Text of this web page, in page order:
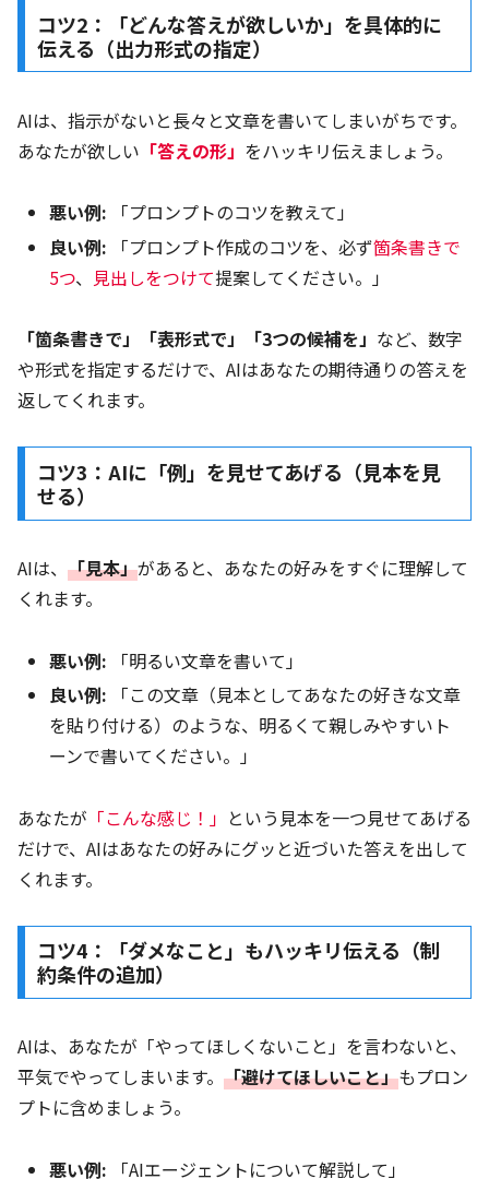
コツ2：「どんな答えが欲しいか」を具体的に
伝える（出力形式の指定）
AIは、指示がないと長々と文章を書いてしまいがちです。
あなたが欲しい 「答えの形」 をハッキリ伝えましょう。
悪い例: 「プロンプトのコツを教えて」
良い例: 「プロンプト作成のコツを、必ず箇条書きで
5つ、 見出しをつけて提案してください。」
「箇条書きで」「表形式で」「3つの候補を」 など、数字
や形式を指定するだけで、AIはあなたの期待通りの答えを
返してくれます。
コツ3：AIに「例」を見せてあげる（見本を見
せる）
AIは、 「見本」があると、あなたの好みをすぐに理解して
くれます。
悪い例: 「明るい文章を書いて」
良い例: 「この文章（見本としてあなたの好きな文章
を貼り付ける）のような、明るくて親しみやすいト
ーンで書いてください。」
あなたが 「こんな感じ！」 という見本を一つ見せてあげる
だけで、AIはあなたの好みにグッと近づいた答えを出して
くれます。
コツ4：「ダメなこと」もハッキリ伝える（制
約条件の追加）
AIは、あなたが「やってほしくないこと」を言わないと、
平気でやってしまいます。 「避けてほしいこと」もプロン
プトに含めましょう。
悪い例: 「AIエージェントについて解説して」